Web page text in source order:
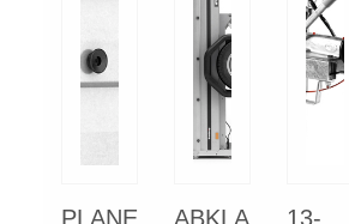
PLANE ABKLA 13-